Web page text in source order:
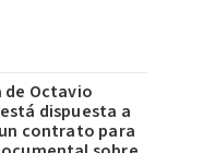
de Octavio
dispuesta a
contrato para